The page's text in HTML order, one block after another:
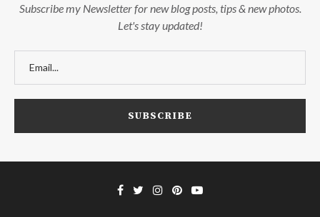
Subscribe my Newsletter for new blog posts, tips & new photos.
Let's stay updated!